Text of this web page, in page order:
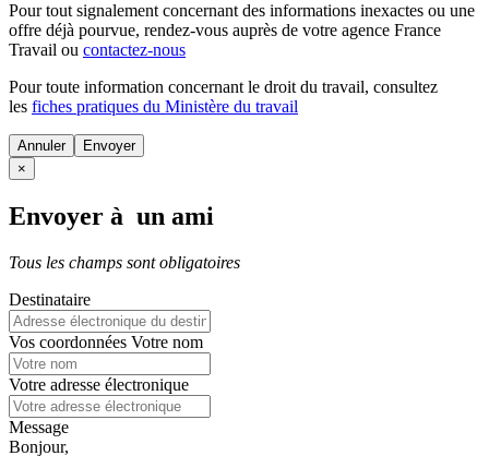
Pour tout signalement concernant des informations inexactes ou une
offre déjà pourvue, rendez-vous auprès de votre agence France
Travail ou contactez-nous
Pour toute information concernant le droit du travail, consultez
les fiches pratiques du Ministère du travail
Annuler
×
Envoyer à un ami
Tous les champs sont obligatoires
Destinataire
Vos coordonnées Votre nom
Votre adresse électronique
Message
Bonjour,